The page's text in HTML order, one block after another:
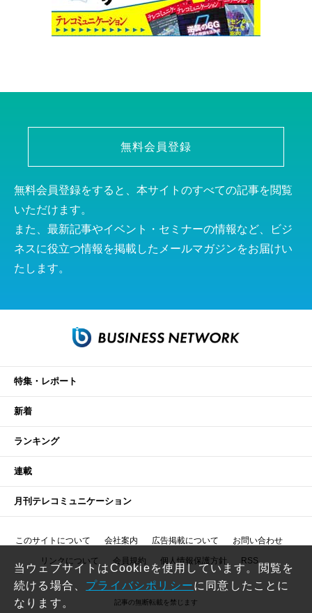
無料会員登録
無料会員登録をすると、本サイトのすべての記事を閲覧
いただけます。
また、最新記事やイベント・セミナーの情報など、ビジ
ネスに役立つ情報を掲載したメールマガジンをお届けい
たします。
特集・レポート
新着
ランキング
連載
月刊テレコミュニケーション
このサイトについて 会社案内 広告掲載について お問い合わせ
リンクについて 会員規約 個人情報保護方針 RSS
記事の無断転載を禁じます
当ウェブサイトはCookieを使用しています。閲覧を
続ける場合、 プライバシポリシーに同意したことに
なります。